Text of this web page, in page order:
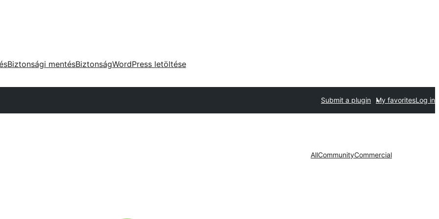
Biztonsági mentésBiztonságWordPress letöltése
Submit a plugin My favoritesLog in
AllCommunityCommercial